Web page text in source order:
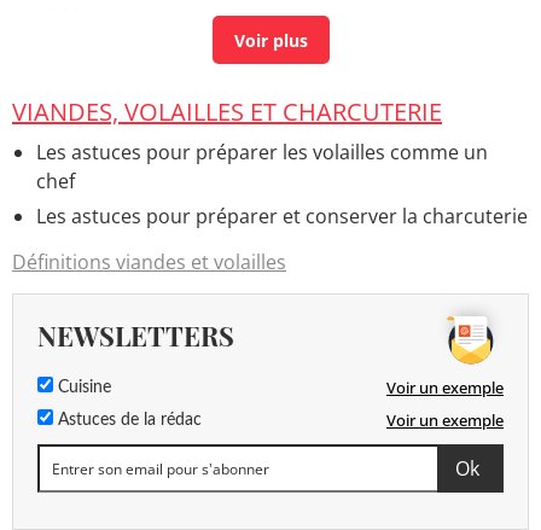
> Accueil - Bienfaits et méfaits
Viandes hachées> Guide
VIANDES, VOLAILLES ET CHARCUTERIE
Les astuces pour préparer les volailles comme un
chef
Les astuces pour préparer et conserver la charcuterie
Définitions viandes et volailles
NEWSLETTERS
Cuisine Voir un exemple
Astuces de la rédac Voir un exemple